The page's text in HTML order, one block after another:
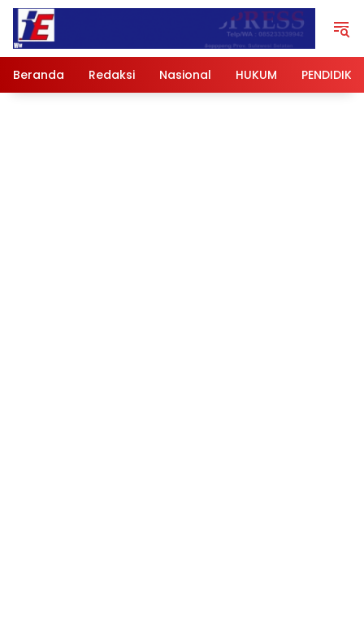
Langsung
konten
Beranda Redaksi Nasional HUKUM